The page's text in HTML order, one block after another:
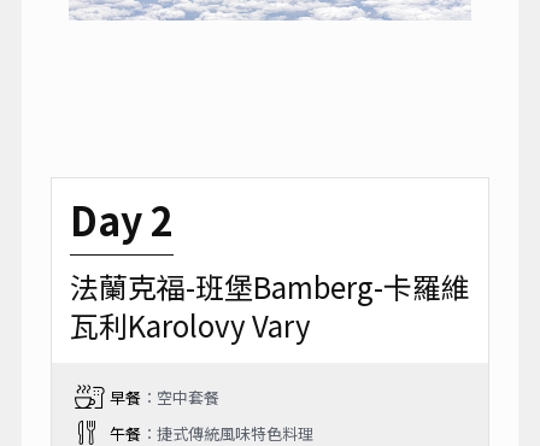
Day 2
法蘭克福-班堡Bamberg-卡羅維
瓦利Karolovy Vary
早餐：空中套餐
午餐：捷式傳統風味特色料理